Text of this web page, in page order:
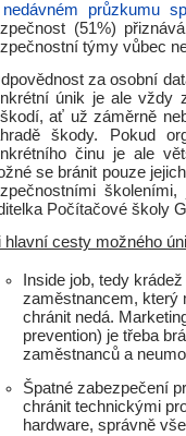
průzkumu
(51%)
týmy vůbec
za osobní
únik je ale vždy
ať už záměrně
škody. Pokud
činu je ale
se bránit pouze
Počítačové školy
hlavní cesty možného
Inside job, tedy
zaměstnancem, který
chránit nedá.
prevention) je třeba
zaměstnanců a
Špatné zabezpečení
chránit technickými
hardware, správně